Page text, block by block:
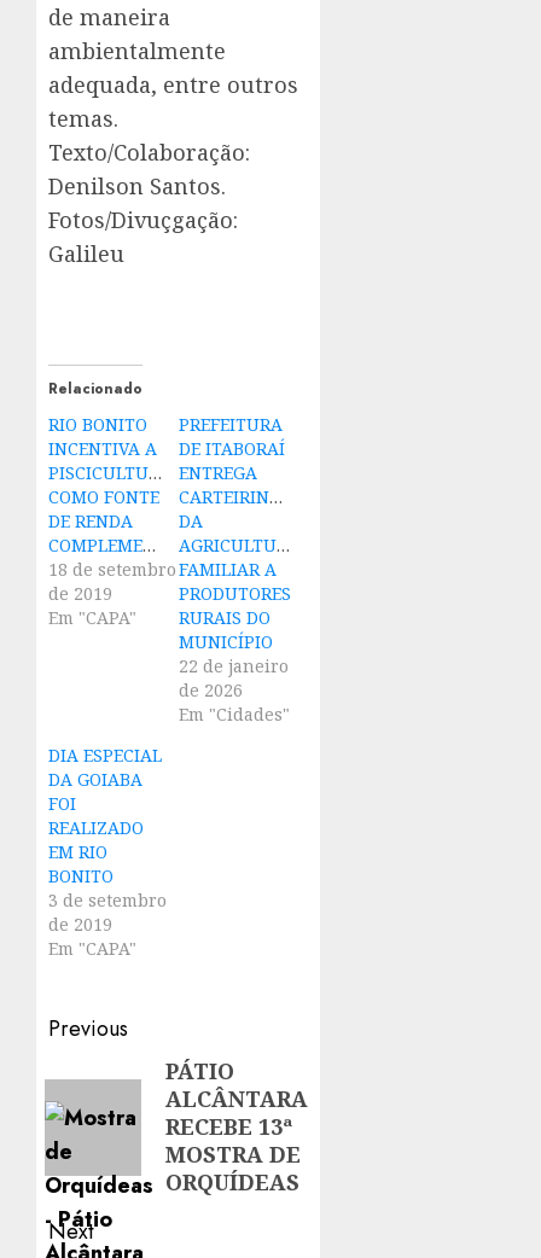
de maneira
ambientalmente
adequada, entre outros
temas.
Texto/Colaboração:
Denilson Santos.
Fotos/Divuçgação:
Galileu
Relacionado
RIO BONITO
INCENTIVA A
PISCICULTURA
COMO FONTE
DE RENDA
COMPLEMENTAR
18 de setembro
de 2019
Em "CAPA"
PREFEITURA
DE ITABORAÍ
ENTREGA
CARTEIRINHAS
DA
AGRICULTURA
FAMILIAR A
PRODUTORES
RURAIS DO
MUNICÍPIO
22 de janeiro
de 2026
Em "Cidades"
DIA ESPECIAL
DA GOIABA
FOI
REALIZADO
EM RIO
BONITO
3 de setembro
de 2019
Em "CAPA"
Post
navigation
Previous
Previous
post:
PÁTIO
ALCÂNTARA
RECEBE 13ª
MOSTRA DE
ORQUÍDEAS
Next